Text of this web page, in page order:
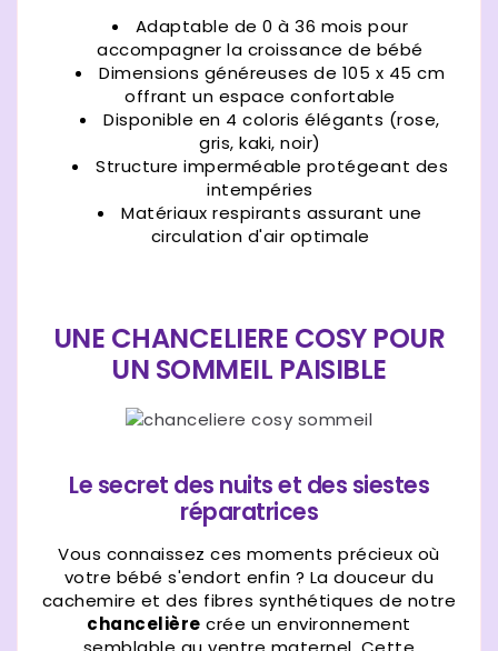
Adaptable de 0 à 36 mois pour
accompagner la croissance de bébé
Dimensions généreuses de 105 x 45 cm
offrant un espace confortable
Disponible en 4 coloris élégants (rose,
gris, kaki, noir)
Structure imperméable protégeant des
intempéries
Matériaux respirants assurant une
circulation d'air optimale
UNE CHANCELIERE COSY POUR
UN SOMMEIL PAISIBLE
Le secret des nuits et des siestes
réparatrices
Vous connaissez ces moments précieux où
votre bébé s'endort enfin ? La douceur du
cachemire et des fibres synthétiques de notre
chancelière crée un environnement